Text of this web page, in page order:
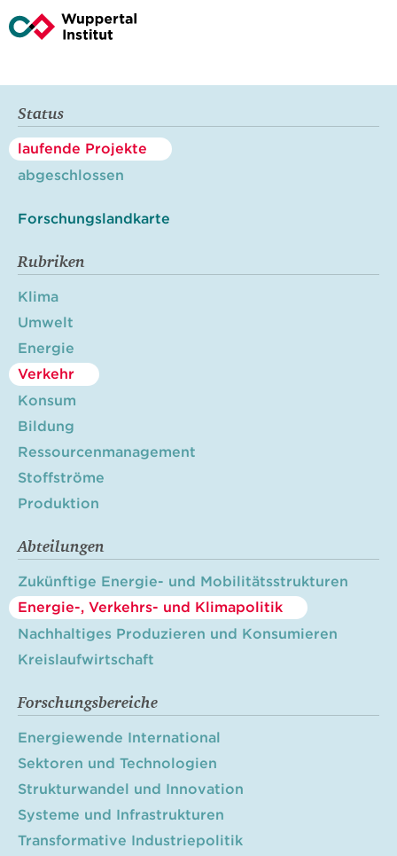
Status
laufende Projekte
abgeschlossen
Forschungslandkarte
Rubriken
Klima
Umwelt
Energie
Verkehr
Konsum
Bildung
Ressourcenmanagement
Stoffströme
Produktion
Abteilungen
Zukünftige Energie- und Mobilitätsstrukturen
Energie-, Verkehrs- und Klimapolitik
Nachhaltiges Produzieren und Konsumieren
Kreislaufwirtschaft
Forschungsbereiche
Energiewende International
Sektoren und Technologien
Strukturwandel und Innovation
Systeme und Infrastrukturen
Transformative Industriepolitik